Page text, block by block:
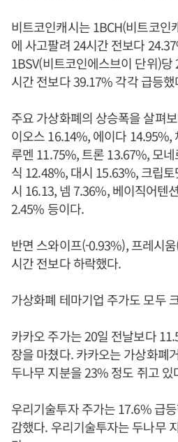
비트코인캐시는 1BCH(비트코인
에 사고팔려 24시간 전보다
1BSV(비트코인에스브이 단위)
시간 전보다 39.17% 각각 급등했
주요 가상화폐의 상승폭을 살펴
이오스 16.14%, 에이다 14.95%,
루멘 11.75%, 트론 13.67%, 모
식 12.48%, 대시 15.63%, 크립
시 16.13, 넴 7.36%, 베이직어텐
2.45% 등이다.
반면 스와이프(-0.93%), 프레시
시간 전보다 하락했다.
가상화폐 테마기업 주가도 모두
카카오 주가는 20일 전날보다
장을 마쳤다. 카카오는 가상화폐
두나무 지분을 23% 정도 쥐고 있
우리기술투자 주가는 17.6% 급
감했다. 우리기술투자는 두나무